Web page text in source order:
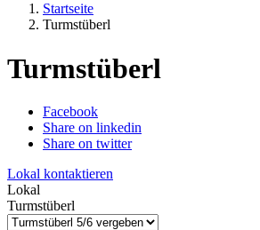
Startseite
Turmstüberl
Turmstüberl
Facebook
Share on linkedin
Share on twitter
Lokal kontaktieren
Lokal
Turmstüberl